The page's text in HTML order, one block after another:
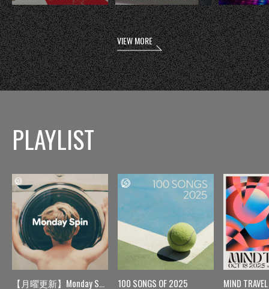
VIEW MORE
PLAYLIST
【月曜更新】Monday Spin 100 SONGS OF 2025 MIND TRAVEL